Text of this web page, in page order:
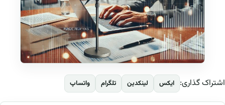
اشتراک گذاری: ایکس لینکدین تلگرام واتساپ